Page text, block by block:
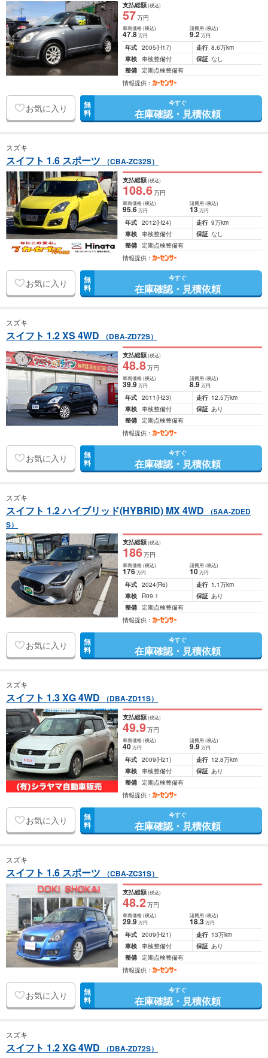
支払総額(税込)
57万円
車両価格(税込)
47.8万円
諸費用 (税込)
9.2 万円
年式 2005(H17) 走行 8.6万km
車検 車検整備付 保証 なし
整備 定期点検整備有
情報提供：
お気に入り 無
料
今すぐ
在庫確認・見積依頼
スズキ
スイフト 1.6 スポーツ （CBA-ZC32S）
支払総額(税込)
108.6万円
車両価格(税込)
95.6万円
諸費用 (税込)
13 万円
年式 2012(H24) 走行 9万km
車検 車検整備付 保証 なし
整備 定期点検整備有
情報提供：
お気に入り 無
料
今すぐ
在庫確認・見積依頼
スズキ
スイフト 1.2 XS 4WD （DBA-ZD72S）
支払総額(税込)
48.8万円
車両価格(税込)
39.9万円
諸費用 (税込)
8.9 万円
年式 2011(H23) 走行 12.5万km
車検 車検整備付 保証 あり
整備 定期点検整備有
情報提供：
お気に入り 無
料
今すぐ
在庫確認・見積依頼
スズキ
スイフト 1.2 ハイブリッド(HYBRID) MX 4WD
（5AA-ZDED
S）
支払総額(税込)
186万円
車両価格(税込)
176万円
諸費用 (税込)
10 万円
年式 2024(R6) 走行 1.1万km
車検
R09.1 保証 あり
整備 定期点検整備有
情報提供：
お気に入り 無
料
今すぐ
在庫確認・見積依頼
スズキ
スイフト 1.3 XG 4WD （DBA-ZD11S）
支払総額(税込)
49.9万円
車両価格(税込)
40万円
諸費用 (税込)
9.9 万円
年式 2009(H21) 走行 12.8万km
車検 車検整備付 保証 あり
整備 定期点検整備有
情報提供：
お気に入り 無
料
今すぐ
在庫確認・見積依頼
スズキ
スイフト 1.6 スポーツ （CBA-ZC31S）
支払総額(税込)
48.2万円
車両価格(税込)
29.9万円
諸費用 (税込)
18.3 万円
年式 2009(H21) 走行 13万km
車検 車検整備付 保証 あり
整備 定期点検整備有
情報提供：
お気に入り 無
料
今すぐ
在庫確認・見積依頼
スズキ
スイフト 1.2 XG 4WD （DBA-ZD72S）